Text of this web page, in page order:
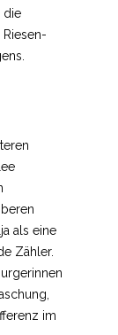
die
als eine
Zähler.
im